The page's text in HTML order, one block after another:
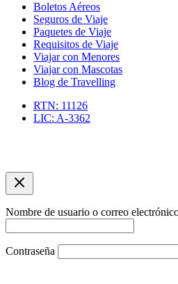
Boletos Aéreos
Seguros de Viaje
Paquetes de Viaje
Requisitos de Viaje
Viajar con Menores
Viajar con Mascotas
Blog de Travelling
RTN: 11126
LIC: A-3362
Nombre de usuario o correo
Contraseña